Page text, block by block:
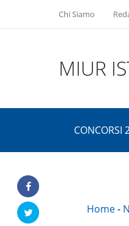
Chi Siamo
MIUR
CONCORSI
Home-